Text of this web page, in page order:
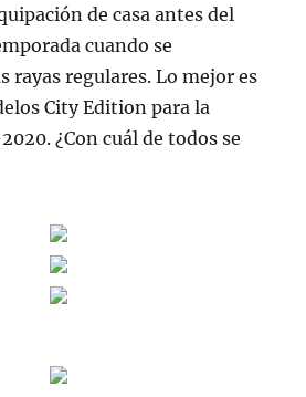
de casa antes del
cuando se
rayas regulares. Lo mejor es
City Edition para la
¿Con cuál de todos se